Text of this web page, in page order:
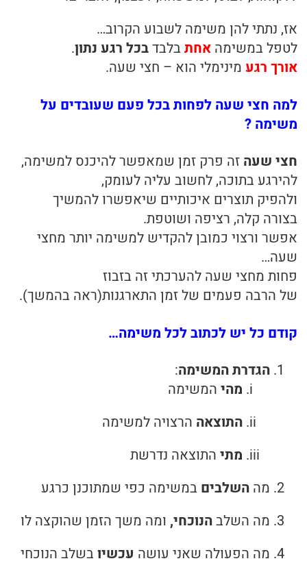
אז, נתתי להן משימה לשבוע הקרוב…
לטפל במשימהאחת בלבדבכל רגע נתון.
אורך רגע מינימלי הוא – חצי שעה.
למה חצי שעה לפחות בכל פעם שעובדים על
משימה ?
חצי שעה זה פרק זמן שמאפשר להיכנס למשימה,
להירגע בתוכה, לחשוב עליה לעומק,
ולהפיק תוצרים איכותיים שיאפשרו להמשיך
בצורה קלה, רציפה ושוטפת.
אפשר ורצוי כמובן להקדיש למשימה יותר מחצי
שעה…
פחות מחצי שעה להערכתי זה בזבוז
של הרבה פעמים של זמן התארגנות(ראה בהמשך).
קודם כל יש לכתוב לכל משימה…
הגדרת המשימה:
מהי המשימה
התוצאה הרצויה למשימה
מתי התוצאה נדרשת
מההשלבים במשימה כפי שמתוכנן כרגע
מה השלבהנוכחי, ומה משך הזמן שהוקצה לו
מה הפעולה שאני עושה עכשיו בשלב הנוכחי